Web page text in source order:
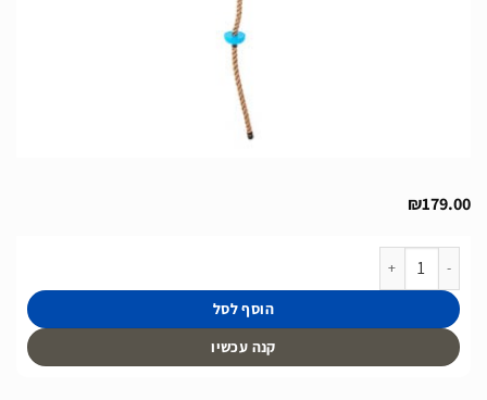
₪179.00
כמות של חבל טיפוס לילדים עם דסקיות בצבע תכלת
הוסף לסל
קנה עכשיו